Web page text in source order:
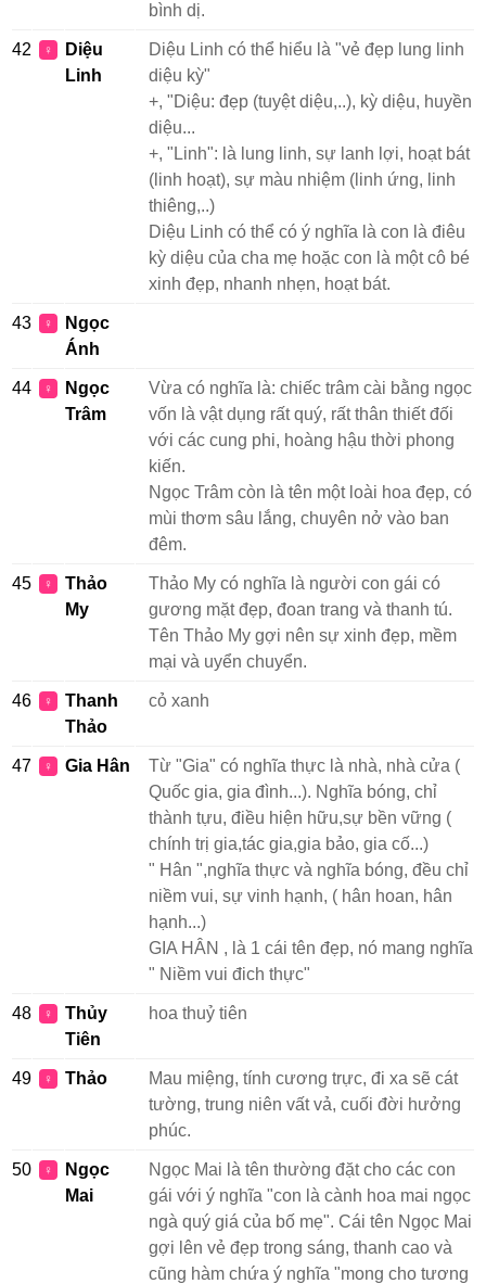
bình dị.
42 ♀
Diệu
Linh
Diệu Linh có thể hiểu là "vẻ đẹp lung linh
diệu kỳ"
+, "Diệu: đẹp (tuyệt diệu,..), kỳ diệu, huyền
diệu...
+, "Linh": là lung linh, sự lanh lợi, hoạt bát
(linh hoạt), sự màu nhiệm (linh ứng, linh
thiêng,..)
Diệu Linh có thể có ý nghĩa là con là điêu
kỳ diệu của cha mẹ hoặc con là một cô bé
xinh đẹp, nhanh nhẹn, hoạt bát.
43 ♀
Ngọc
Ánh
44 ♀
Ngọc
Trâm
Vừa có nghĩa là: chiếc trâm cài bằng ngọc
vốn là vật dụng rất quý, rất thân thiết đối
với các cung phi, hoàng hậu thời phong
kiến.
Ngọc Trâm còn là tên một loài hoa đẹp, có
mùi thơm sâu lắng, chuyên nở vào ban
đêm.
45 ♀
Thảo
My
Thảo My có nghĩa là người con gái có
gương mặt đẹp, đoan trang và thanh tú.
Tên Thảo My gợi nên sự xinh đẹp, mềm
mại và uyển chuyển.
46 ♀
Thanh
Thảo
cỏ xanh
47 ♀ Gia Hân
Từ "Gia" có nghĩa thực là nhà, nhà cửa (
Quốc gia, gia đình...). Nghĩa bóng, chỉ
thành tựu, điều hiện hữu,sự bền vững (
chính trị gia,tác gia,gia bảo, gia cố...)
" Hân ",nghĩa thực và nghĩa bóng, đều chỉ
niềm vui, sự vinh hạnh, ( hân hoan, hân
hạnh...)
GIA HÂN , là 1 cái tên đẹp, nó mang nghĩa
" Niềm vui đich thực"
48 ♀
Thủy
Tiên
hoa thuỷ tiên
49 ♀ Thảo
Mau miệng, tính cương trực, đi xa sẽ cát
tường, trung niên vất vả, cuối đời hưởng
phúc.
50 ♀
Ngọc
Mai
Ngọc Mai là tên thường đặt cho các con
gái với ý nghĩa "con là cành hoa mai ngọc
ngà quý giá của bố mẹ". Cái tên Ngọc Mai
gợi lên vẻ đẹp trong sáng, thanh cao và
cũng hàm chứa ý nghĩa "mong cho tương